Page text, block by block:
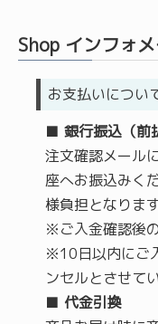
Shop インフォ
お支払いについ
■ 銀行振込 （前
注文確認メール
座へお振込みく
様負担となります
※ご入金確認後
※10日以内にご
ンセルとさせて
■ 代金引換